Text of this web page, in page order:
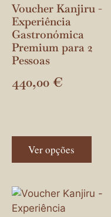
Voucher Kanjiru -
Experiência
Gastronómica
Premium para 2
Pessoas
440,00 €
Ver opções